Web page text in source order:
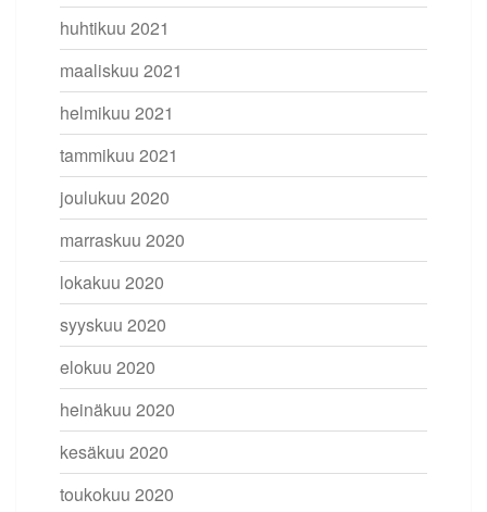
huhtikuu 2021
maaliskuu 2021
helmikuu 2021
tammikuu 2021
joulukuu 2020
marraskuu 2020
lokakuu 2020
syyskuu 2020
elokuu 2020
heinäkuu 2020
kesäkuu 2020
toukokuu 2020